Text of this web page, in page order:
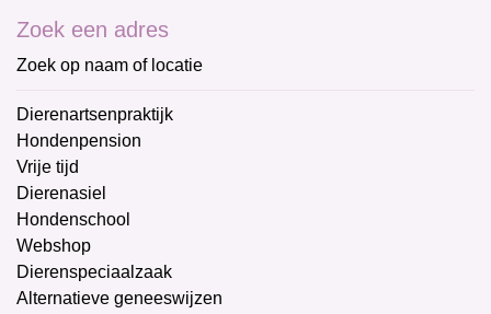
Zoek een adres
Zoek op naam of locatie
Dierenartsenpraktijk
Hondenpension
Vrije tijd
Dierenasiel
Hondenschool
Webshop
Dierenspeciaalzaak
Alternatieve geneeswijzen